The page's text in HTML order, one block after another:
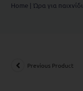
Home |Ώρα για παιχνίδι
Previous Product